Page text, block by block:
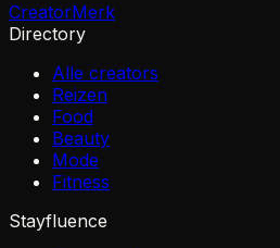
CreatorMerk
Directory
Alle creators
Reizen
Food
Beauty
Mode
Fitness
Stayfluence